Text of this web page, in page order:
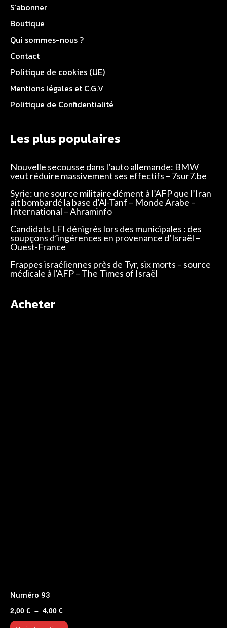
S’abonner
Boutique
Qui sommes-nous ?
Contact
Politique de cookies (UE)
Mentions légales et C.G.V
Politique de Confidentialité
Les plus populaires
Nouvelle secousse dans l’auto allemande: BMW
veut réduire massivement ses effectifs – 7sur7.be
Syrie: une source militaire dément à l’AFP que l’Iran
ait bombardé la base d’Al-Tanf – Monde Arabe –
International – Ahraminfo
Candidats LFI dénigrés lors des municipales : des
soupçons d’ingérences en provenance d’Israël –
Ouest-France
Frappes israéliennes près de Tyr, six morts – source
médicale à l’AFP – The Times of Israël
Acheter
Numéro 93
2,00 € – 4,00 €Plage
de